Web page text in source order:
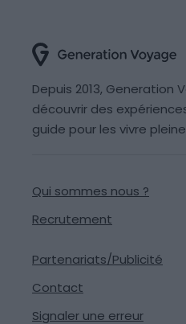
Depuis 2013, Generation
découvrir des
guide pour les vivre
Qui sommes nous ?
Recrutement
Partenariats/Publicité
Contact
Signaler une erreur